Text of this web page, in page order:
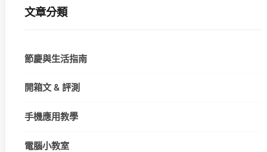
文章分類
節慶與生活指南
開箱文 & 評測
手機應用教學
電腦小教室